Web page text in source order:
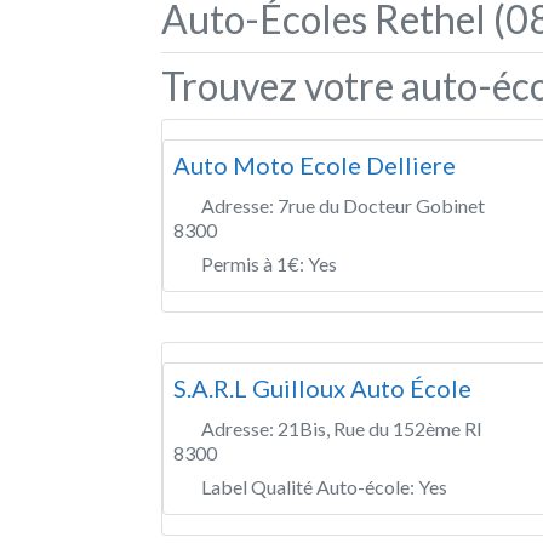
Auto-Écoles Rethel
Trouvez votre auto-
Auto Moto Ecole Delliere
Adresse: 7rue du Docteur Gobinet
8300
Permis à 1€: Yes
S.A.R.L Guilloux Auto École
Adresse: 21Bis, Rue du 152ème RI
8300
Label Qualité Auto-école: Yes